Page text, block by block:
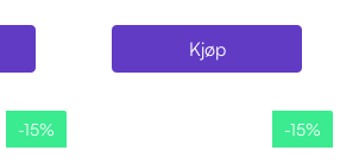
Kjøp
-15% -15%